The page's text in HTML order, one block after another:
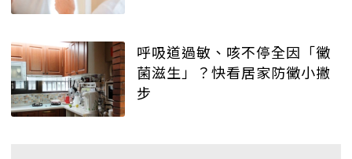
呼吸道過敏、咳不停全因「黴
菌滋生」？快看居家防黴小撇
步